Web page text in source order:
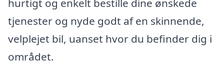
hurtigt og enkelt bestille dine ønskede
tjenester og nyde godt af en skinnende,
velplejet bil, uanset hvor du befinder dig i
området.